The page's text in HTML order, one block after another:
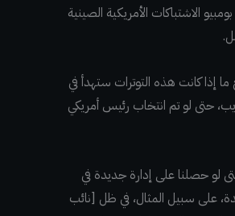
الاشتباكات الأمريكية الصينية
إذا كانت هذه التوترات ستهدأ في
حتى لو تم انتخاب رئيس أمريكي
لو حصلنا على إدارة جديدة في
على سبيل المثال، في ظل [نائب